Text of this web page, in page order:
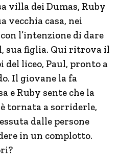
villa dei Dumas, Ruby
vecchia casa, nei
l’intenzione di dare
sua figlia. Qui ritrova il
del liceo, Paul, pronto a
Il giovane la fa
e Ruby sente che la
tornata a sorriderle,
dalle persone
in un complotto.